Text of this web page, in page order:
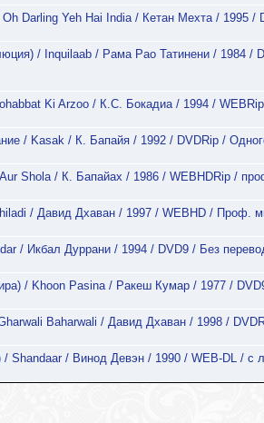
Darling Yeh Hai India / Кетан Мехта / 1995 /
/ Inquilaab / Рама Рао Татинени / 1984 /
Ki Arzoo / К.С. Бокадиа / 1994 /
/ Kasak / К. Бапайя / 1992 / DVDRip /
Shola / К. Бапайах / 1986 / WEBHDRip /
/ Давид Дхаван / 1997 / WEBHD / Проф.
/ Икбал Дуррани / 1994 / DVD9 / Без
/ Khoon Pasina / Ракеш Кумар / 1977 /
Baharwali / Давид Дхаван / 1998 /
/ Shandaar / Винод Девэн / 1990 / WEB-DL / с